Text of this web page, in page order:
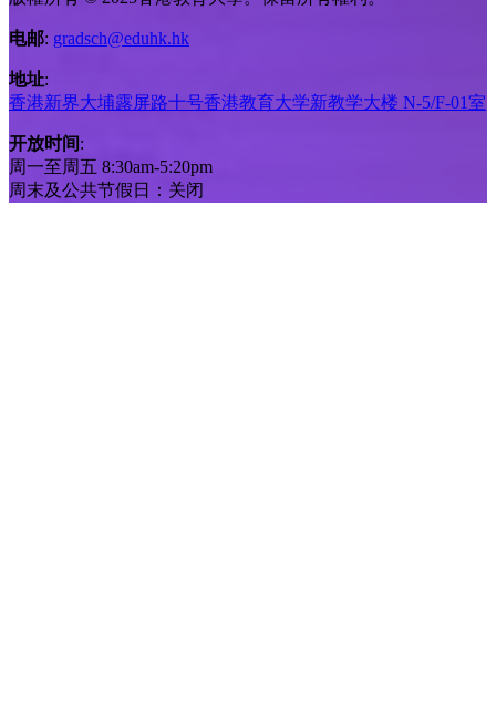
电邮: gradsch@eduhk.hk
地址:
香港新界大埔露屏路十号香港教育大学新教学大楼 N-5/F-01室
开放时间:
周一至周五 8:30am-5:20pm
周末及公共节假日：关闭